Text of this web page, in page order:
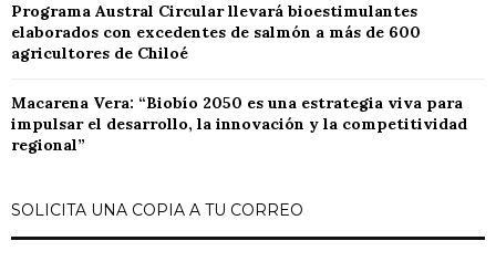
Programa Austral Circular llevará bioestimulantes
elaborados con excedentes de salmón a más de 600
agricultores de Chiloé
Macarena Vera: “Biobío 2050 es una estrategia viva para
impulsar el desarrollo, la innovación y la competitividad
regional”
SOLICITA UNA COPIA A TU CORREO